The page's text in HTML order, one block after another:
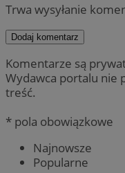
Trwa wysyłanie
Dodaj komentarz
Komentarze są
Wydawca portalu nie
treść.
* pola obowiązkowe
Najnowsze
Popularne